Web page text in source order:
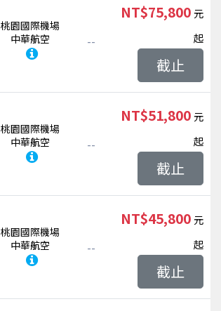
桃園國際機場
中華航空
--
NT$75,800
起
截止
桃園國際機場
中華航空
--
NT$51,800
起
截止
桃園國際機場
中華航空
--
NT$45,800
起
截止